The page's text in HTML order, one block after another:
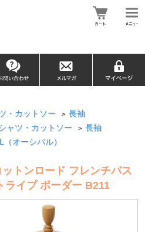
・カットソー > 長袖
ャツ・カットソー > 長袖
（オーシバル）
トンロード フレンチバス
ライプ ボーダー B211